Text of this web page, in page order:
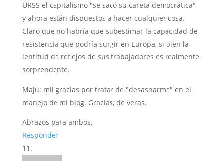
URSS el capitalismo "se sacó su careta democrática"
y ahora están dispuestos a hacer cualquier cosa.
Claro que no habría que subestimar la capacidad de
resistencia que podría surgir en Europa, si bien la
lentitud de reflejos de sus trabajadores es realmente
sorprendente.
Maju: mil gracias por tratar de "desasnarme" en el
manejo de mi blog. Gracias, de veras.
Abrazos para ambos,
Responder